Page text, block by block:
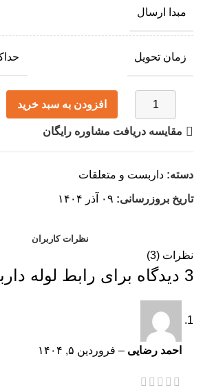
مبدا ارسال
زمان تحویل حداکثر 3
افزودن به سبد خرید
مقایسه دریافت مشاوره رایگان
دسته: داربست و متعلقات
تاریخ بروزرسانی: ۰۹ آذر ۱۴۰۴
نظرات کاربران
نظرات (3)
3 دیدگاه برای رابط لوله
احمد رضایی – فروردین ۵, ۱۴۰۴